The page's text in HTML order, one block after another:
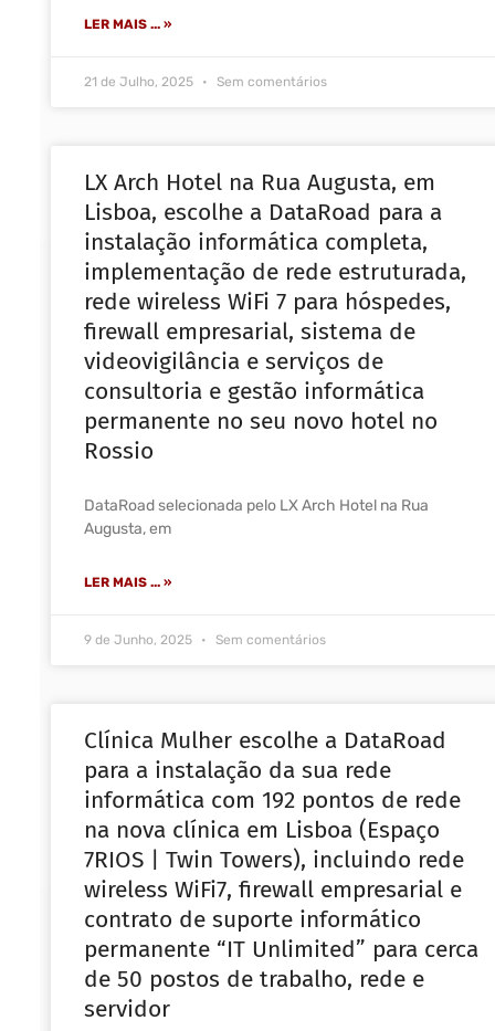
LER MAIS ... »
21 de Julho, 2025 Sem comentários
LX Arch Hotel na Rua Augusta, em
Lisboa, escolhe a DataRoad para a
instalação informática completa,
implementação de rede estruturada,
rede wireless WiFi 7 para hóspedes,
firewall empresarial, sistema de
videovigilância e serviços de
consultoria e gestão informática
permanente no seu novo hotel no
Rossio
DataRoad selecionada pelo LX Arch Hotel na Rua
Augusta, em
LER MAIS ... »
9 de Junho, 2025 Sem comentários
Clínica Mulher escolhe a DataRoad
para a instalação da sua rede
informática com 192 pontos de rede
na nova clínica em Lisboa (Espaço
7RIOS | Twin Towers), incluindo rede
wireless WiFi7, firewall empresarial e
contrato de suporte informático
permanente “IT Unlimited” para cerca
de 50 postos de trabalho, rede e
servidor